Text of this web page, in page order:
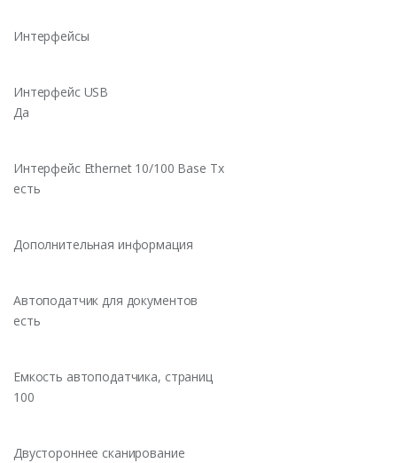
Интерфейсы
Интерфейс USB
Да
Интерфейс Ethernet 10/100 Base Tx
есть
Дополнительная информация
Автоподатчик для документов
есть
Емкость автоподатчика, страниц
100
Двустороннее сканирование